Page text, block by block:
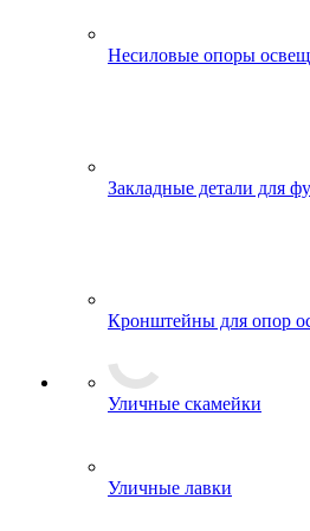
Несиловые опоры
Закладные детали для
Кронштейны для опор
Уличные скамейки
Уличные лавки